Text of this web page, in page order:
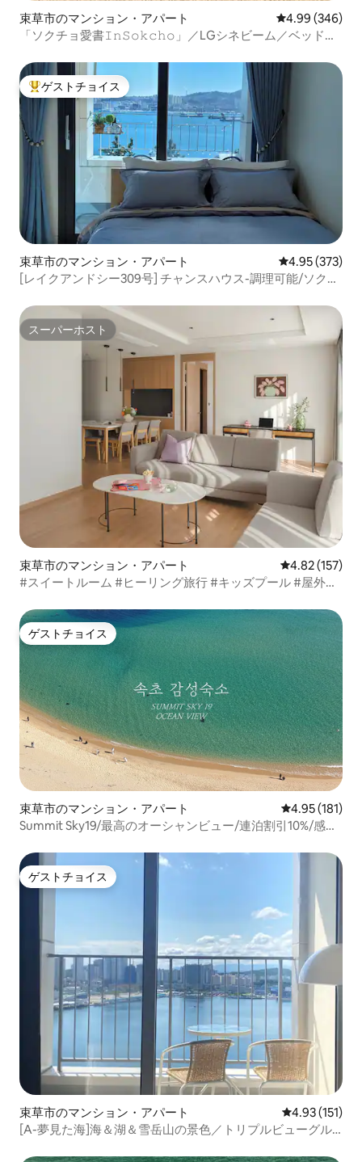
束草市のマンション・アパート レビュー346
4.99 (346)
「ソクチョ愛書𝙸𝚗𝚂𝚘𝚔𝚌𝚑𝚘」／LGシネビーム／ベッドか
大好評のゲストチョイスです。
ゲストチョイス
束草市のマンション・アパート レビュー373
4.95 (373)
[レイクアンドシー309号] チャンスハウス-調理可能/ソクチ
スーパーホスト
スーパーホスト
束草市のマンション・アパート レビュー157
4.82 (157)
#スイートルーム #ヒーリング旅行 #キッズプール #屋外プ
ゲストチョイス
ゲストチョイス
束草市のマンション・アパート レビュー181
4.95 (181)
Summit Sky19/最高のオーシャンビュー/連泊割引10%/感性
ゲストチョイス
ゲストチョイス
束草市のマンション・アパート レビュー151
4.93 (151)
[A-夢見た海]海＆湖＆雪岳山の景色／トリプルビューグル